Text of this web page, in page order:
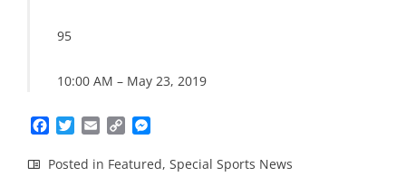
95
10:00 AM – May 23, 2019
Facebook
TwitterEmailCopy
Posted in Featured, Special Sports News